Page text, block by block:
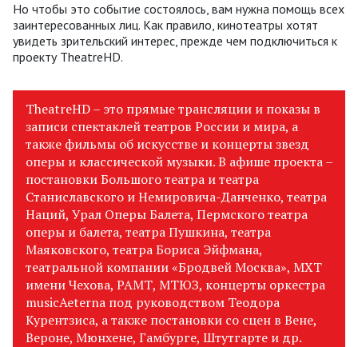
Но чтобы это событие состоялось, вам нужна помощь всех
заинтересованных лиц. Как правило, кинотеатры хотят
увидеть зрительский интерес, прежде чем подключиться к
проекту TheatreHD.
TheatreHD – это прямые трансляции и показы в
записи спектаклей театров России и мира, а
также фильмы об искусстве и концерты звезд
оперы и классической музыки. В афише проекта –
постановки Большого театра и театра
Станиславского и Немировича-Данченко, театра
Наций, Урал Оперы Балета, Пермского театра
оперы и балета, театра Пушкина, театра
Маяковского, театра Бориса Эйфмана,
театральной компании «Бродвей Москва», МХТ
имени Чехова, РАМТ, МТЮЗ, концерты оркестра
musicAeterna под руководством Теодора
Курентзиса, а также постановки со сцен в Вене,
Вероне, Мюнхене, Гамбурге, Штутгарте и др.